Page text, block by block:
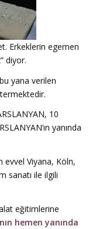
Erkeklerin egemen
diyor.
yana verilen
10
yanında
evvel Viyana, Köln,
sanatı ile ilgili
eğitimlerine
hemen yanında